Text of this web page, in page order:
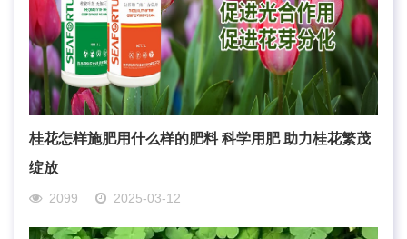
桂花怎样施肥用什么样的肥料 科学用肥 助力桂花繁茂
绽放
2099 2025-03-12